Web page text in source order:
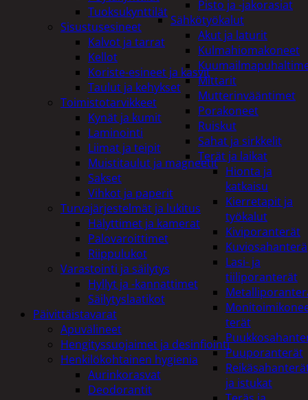
Pisto ja -jakorasiat
Sähkötyökalut
Akut ja laturit
Kulmahiomakoneet
Mittarit
Mutterinvääntimet
Porakoneet
Ruiskut
Sahat ja sirkkelit
Terät ja laikat
Hionta ja
katkaisu
Kierretapit ja
työkalut
Kiviporanterät
Kuviosahanterä
Lasi- ja
tiiliporanterät
terät
Puuporanterät
ja istukat
Tuoksukynttilät
Sisustusesineet
Kalvot ja tarrat
Kellot
Koriste-esineet ja kasvit
Taulut ja kehykset
Toimistotarvikkeet
Kynät ja kumit
Laminointi
Liimat ja teipit
Muistitaulut ja magneetit
Sakset
Vihkot ja paperit
Turvajärjestelmät ja lukitus
Hälyttimet ja kamerat
Palovaroittimet
Riippulukot
Varastointi ja säilytys
Hyllyt ja -kannattimet
Säilytyslaatikot
Päivittäistavarat
Apuvälineet
Hengityssuojaimet ja desinfiointi
Henkilökohtainen hygienia
Aurinkorasvat
Deodorantit